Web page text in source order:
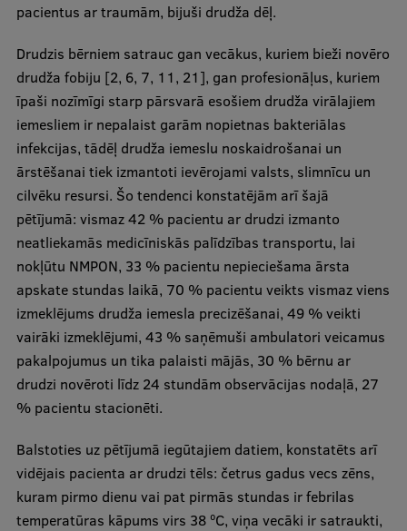
pacientus ar traumām, bijuši drudža dēļ.
Drudzis bērniem satrauc gan vecākus, kuriem bieži novēro
drudža fobiju [2, 6, 7, 11, 21], gan profesionāļus, kuriem
īpaši nozīmīgi starp pārsvarā esošiem drudža virālajiem
iemesliem ir nepalaist garām nopietnas bakteriālas
infekcijas, tādēļ drudža iemeslu noskaidrošanai un
ārstēšanai tiek izmantoti ievērojami valsts, slimnīcu un
cilvēku resursi. Šo tendenci konstatējām arī šajā
pētījumā: vismaz 42 % pacientu ar drudzi izmanto
neatliekamās medicīniskās palīdzības transportu, lai
nokļūtu NMPON, 33 % pacientu nepieciešama ārsta
apskate stundas laikā, 70 % pacientu veikts vismaz viens
izmeklējums drudža iemesla precizēšanai, 49 % veikti
vairāki izmeklējumi, 43 % saņēmuši ambulatori veicamus
pakalpojumus un tika palaisti mājās, 30 % bērnu ar
drudzi novēroti līdz 24 stundām observācijas nodaļā, 27
% pacientu stacionēti.
Balstoties uz pētījumā iegūtajiem datiem, konstatēts arī
vidējais pacienta ar drudzi tēls: četrus gadus vecs zēns,
kuram pirmo dienu vai pat pirmās stundas ir febrilas
temperatūras kāpums virs 38 ºC, viņa vecāki ir satraukti,